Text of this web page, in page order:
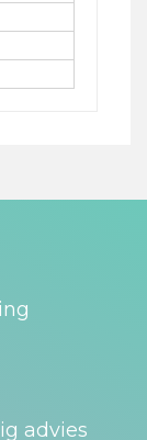
advies